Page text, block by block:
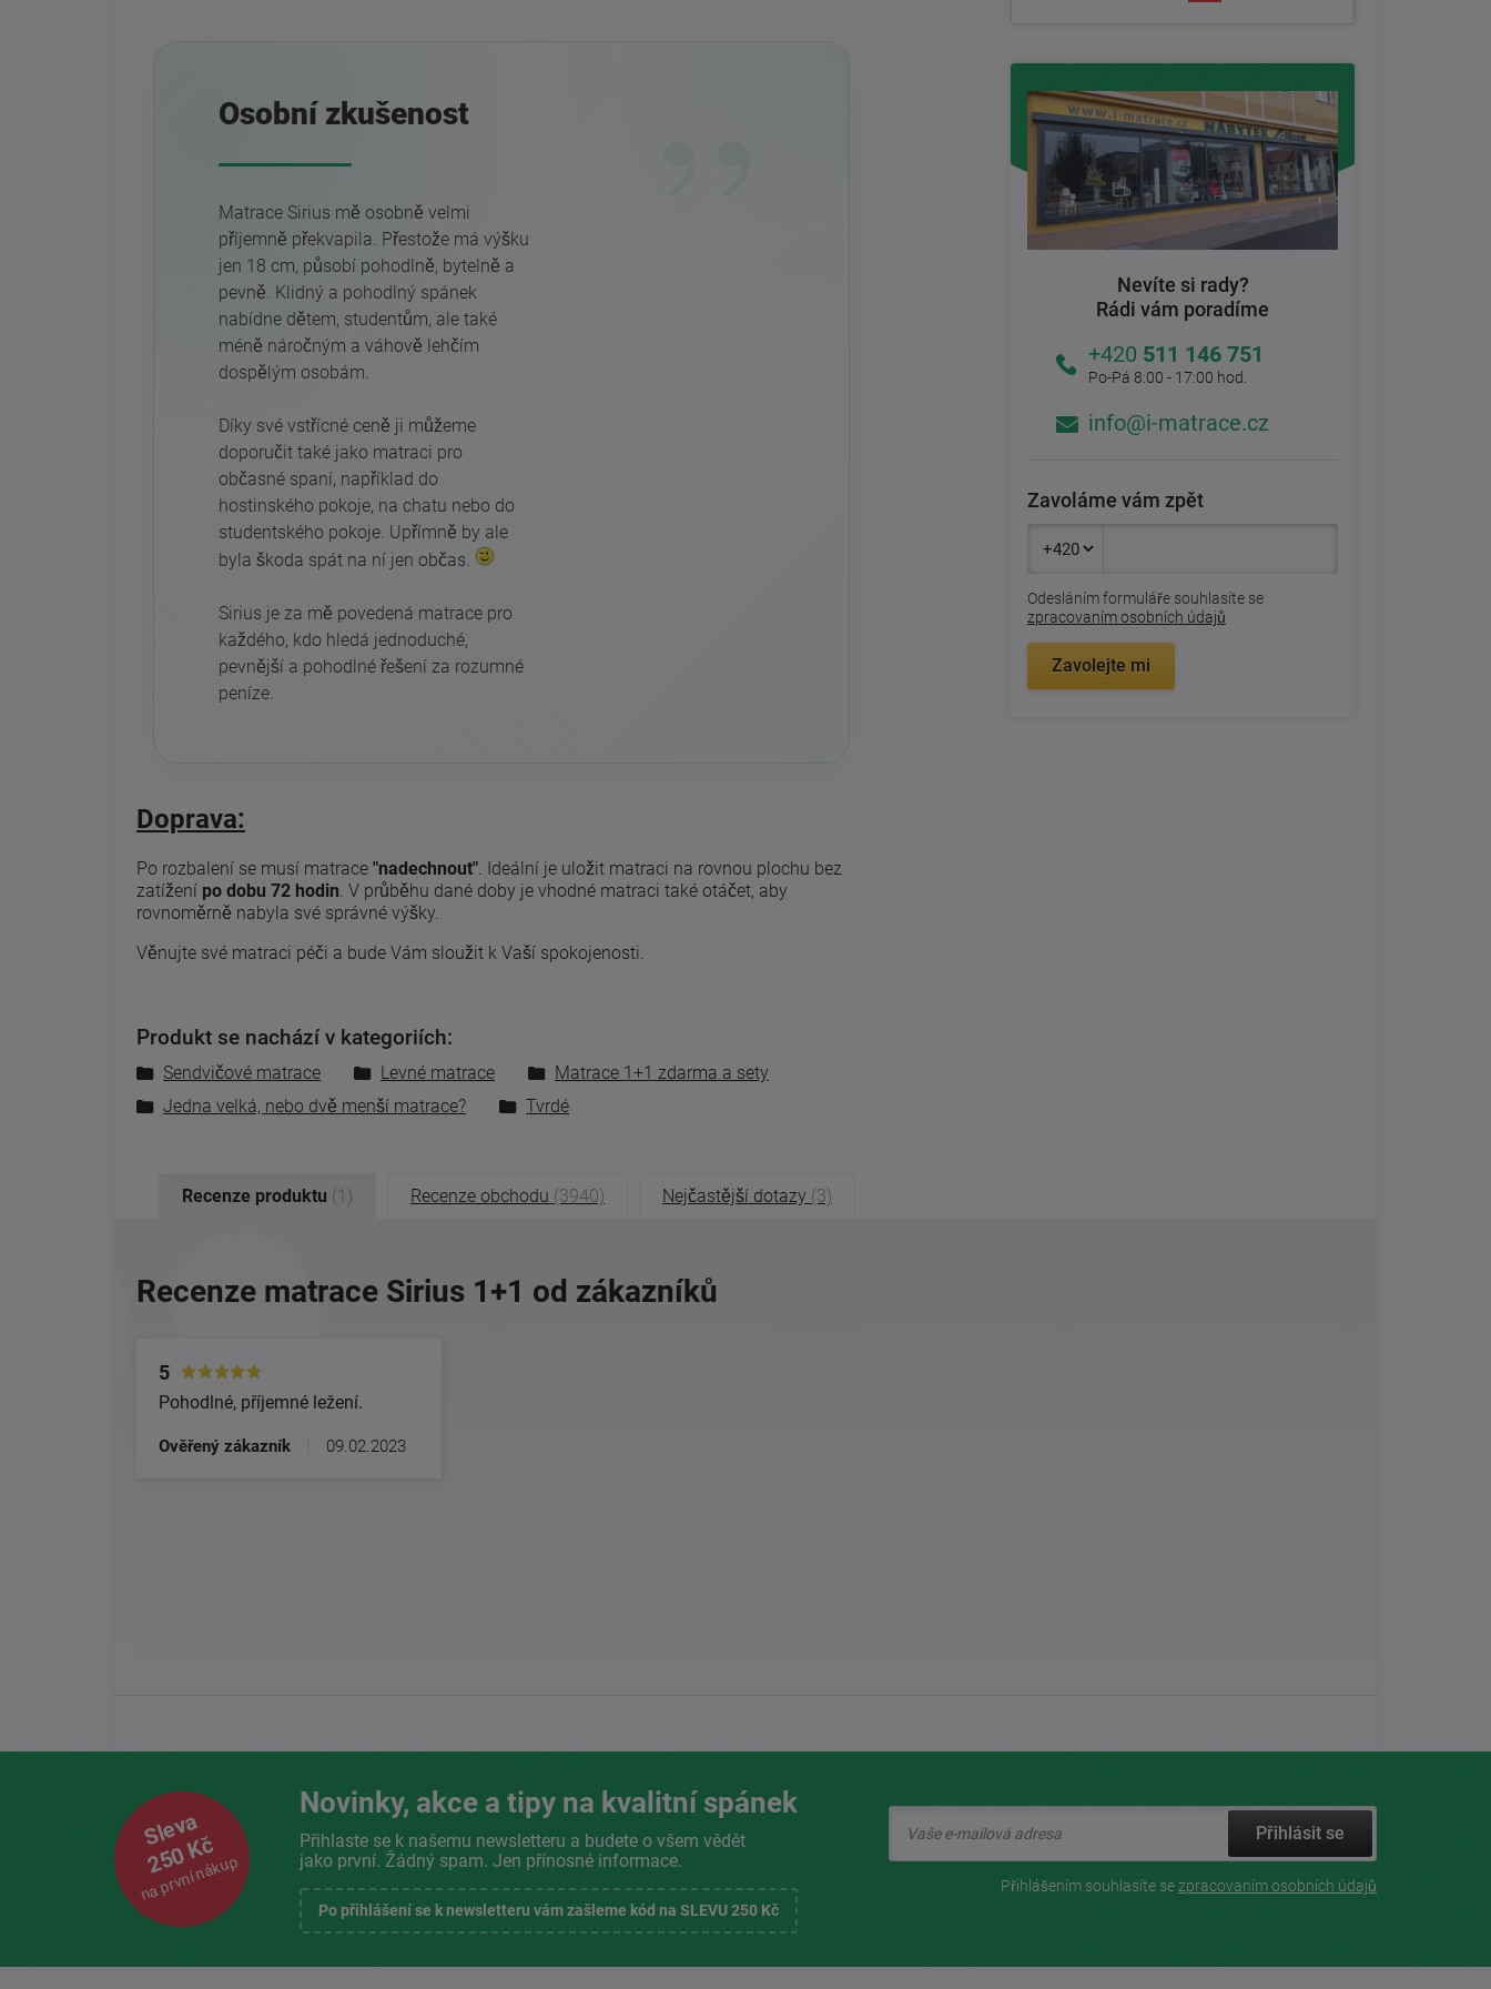
Osobní zkušenost
Matrace Sirius mě osobně velmi
příjemně překvapila. Přestože má výšku
jen 18 cm, působí pohodlně, bytelně a
pevně. Klidný a pohodlný spánek
nabídne dětem, studentům, ale také
méně náročným a váhově lehčím
dospělým osobám.
Díky své vstřícné ceně ji můžeme
doporučit také jako matraci pro
občasné spaní, například do
hostinského pokoje, na chatu nebo do
studentského pokoje. Upřímně by ale
byla škoda spát na ní jen občas.
Sirius je za mě povedená matrace pro
každého, kdo hledá jednoduché,
pevnější a pohodlné řešení za rozumné
peníze.
Doprava:
Po rozbalení se musí matrace "nadechnout". Ideální je uložit matraci na rovnou plochu bez
zatížení po dobu 72 hodin. V průběhu dané doby je vhodné matraci také otáčet, aby
rovnoměrně nabyla své správné výšky.
Věnujte své matraci péči a bude Vám sloužit k Vaší spokojenosti.
Produkt se nachází v kategoriích:
Sendvičové matrace Levné matrace
Matrace 1+1 zdarma a sety
Jedna velká, nebo dvě menší matrace?
Tvrdé
Nevíte si rady?
Rádi vám poradíme
+420 511 146 751
Po-Pá 8:00 - 17:00 hod.
info@i-matrace.cz
Zavoláme vám zpět
Odesláním formuláře souhlasíte se
zpracovaním osobních údajů
Zavolejte mi
Recenze produktu (1) Recenze obchodu (3940) Nejčastější dotazy (3)
Recenze matrace Sirius 1+1 od zákazníků
5
Pohodlné, příjemné ležení.
Ověřený zákazník 09.02.2023
Sleva
250 Kč
na první nákup
Novinky, akce a tipy na kvalitní spánek
Přihlaste se k našemu newsletteru a budete o všem vědět
jako první. Žádný spam. Jen přínosné informace.
Po přihlášení se k newsletteru vám zašleme kód na SLEVU 250 Kč
Přihlásit se
Přihlášením souhlasíte sezpracovaním osobních údajů